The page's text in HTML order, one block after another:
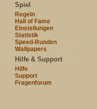
Spiel
Regeln
Hall of Fame
Einstellungen
Statistik
Speed-Runden
Wallpapers
Hilfe & Support
Hilfe
Support
Fragenforum